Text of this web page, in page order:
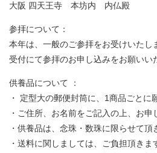
大阪 四天王寺 本坊内 内仏殿
参拝について：
本年は、一般のご参拝をお受けいたし
受付にて参拝のお申し込みをお願いい
供養品について ：
・ 定型大の郵便封筒に、1商品ごとに
・ご住所、お名前をご記入の上、お申
・供養品は、念珠・数珠に限らせて頂
・送料に関しましては、ご負担頂きま